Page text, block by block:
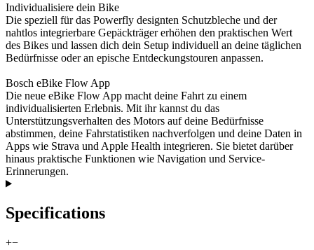
Individualisiere dein Bike
Die speziell für das Powerfly designten Schutzbleche und der
nahtlos integrierbare Gepäckträger erhöhen den praktischen Wert
des Bikes und lassen dich dein Setup individuell an deine täglichen
Bedürfnisse oder an epische Entdeckungstouren anpassen.
Bosch eBike Flow App
Die neue eBike Flow App macht deine Fahrt zu einem
individualisierten Erlebnis. Mit ihr kannst du das
Unterstützungsverhalten des Motors auf deine Bedürfnisse
abstimmen, deine Fahrstatistiken nachverfolgen und deine Daten in
Apps wie Strava und Apple Health integrieren. Sie bietet darüber
hinaus praktische Funktionen wie Navigation und Service-
Erinnerungen.
Specifications
+−